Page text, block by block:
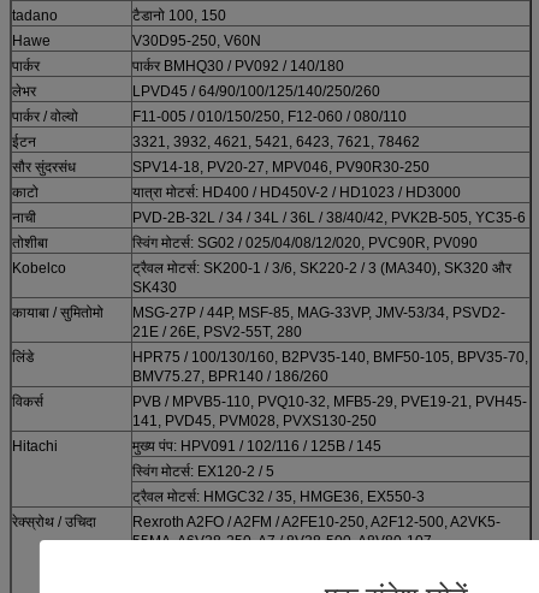
tadano
टैडानो 100, 150
Hawe
V30D95-250, V60N
पार्कर
पार्कर BMHQ30 / PV092 / 140/180
लेभर
LPVD45 / 64/90/100/125/140/250/260
पार्कर / वोल्वो
F11-005 / 010/150/250, F12-060 / 080/110
ईटन
3321, 3932, 4621, 5421, 6423, 7621, 78462
सौर सुंदरसंध
SPV14-18, PV20-27, MPV046, PV90R30-250
काटो
यात्रा मोटर्स: HD400 / HD450V-2 / HD1023 / HD3000
नाची
PVD-2B-32L / 34 / 34L / 36L / 38/40/42, PVK2B-505, YC35-6
तोशीबा
स्विंग मोटर्स: SG02 / 025/04/08/12/020, PVC90R, PV090
Kobelco
ट्रैवल मोटर्स: SK200-1 / 3/6, SK220-2 / 3 (MA340), SK320 और
SK430
कायाबा / सुमितोमो
MSG-27P / 44P, MSF-85, MAG-33VP, JMV-53/34, PSVD2-
21E / 26E, PSV2-55T, 280
लिंडे
HPR75 / 100/130/160, B2PV35-140, BMF50-105, BPV35-70,
BMV75.27, BPR140 / 186/260
विकर्स
PVB / MPVB5-110, PVQ10-32, MFB5-29, PVE19-21, PVH45-
141, PVD45, PVM028, PVXS130-250
Hitachi
मुख्य पंप: HPV091 / 102/116 / 125B / 145
स्विंग मोटर्स: EX120-2 / 5
ट्रैवल मोटर्स: HMGC32 / 35, HMGE36, EX550-3
रेक्स्रोथ / उचिदा
Rexroth A2FO / A2FM / A2FE10-250, A2F12-500, A2VK5-
55MA, A6V28-250, A7 / 8V28-500, A8V80-107